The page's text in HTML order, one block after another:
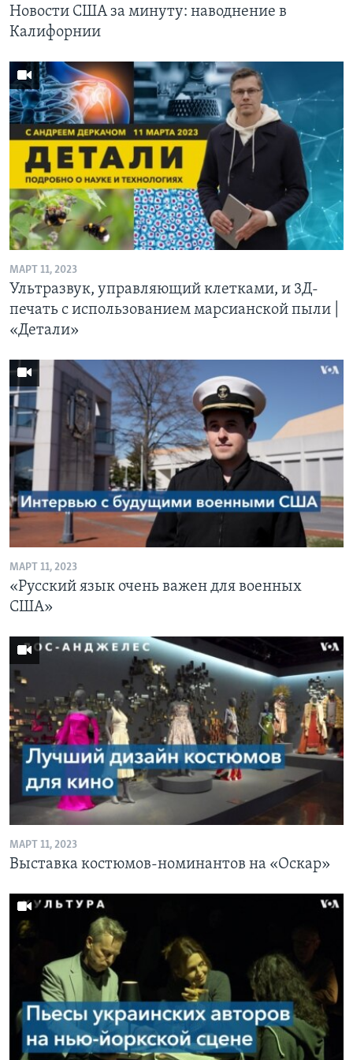
Новости США за минуту: наводнение в
Калифорнии
МАРТ 11, 2023
Ультразвук, управляющий клетками, и 3Д-
печать c использованием марсианской пыли |
«Детали»
МАРТ 11, 2023
«Русский язык очень важен для военных
США»
МАРТ 11, 2023
Выставка костюмов-номинантов на «Оскар»